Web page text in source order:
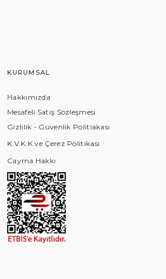
KURUMSAL
Hakkımızda
Mesafeli Satış Sözleşmesi
Gizlilik - Güvenlik Politiakası
K.V.K.K ve Çerez Politikası
Cayma Hakkı